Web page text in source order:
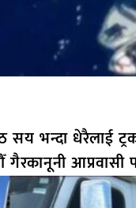
सय भन्दा धेरैलाई
गैरकानूनी आप्रवासी